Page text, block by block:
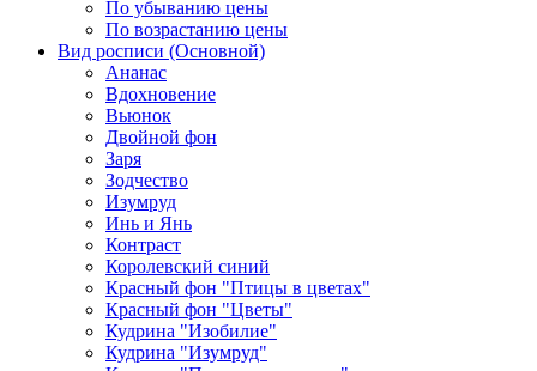
По убыванию цены
По возрастанию цены
Вид росписи (Основной)
Ананас
Вдохновение
Вьюнок
Двойной фон
Заря
Зодчество
Изумруд
Инь и Янь
Контраст
Королевский синий
Красный фон "Птицы в цветах"
Красный фон "Цветы"
Кудрина "Изобилие"
Кудрина "Изумруд"